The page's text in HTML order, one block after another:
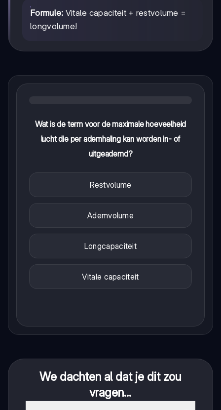
Formule: Vitale capaciteit + restvolume =
longvolume!
Wat is de term voor de maximale hoeveelheid
lucht die per ademhaling kan worden in- of
uitgeademd?
Restvolume
Ademvolume
Longcapaciteit
Vitale capaciteit
We dachten al dat je dit zou
vragen...